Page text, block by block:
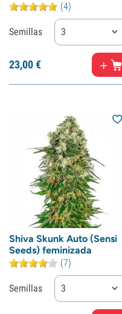
(4)
Semillas 3
23,00€
Shiva Skunk Auto (Sensi
Seeds) feminizada
(7)
Semillas 3